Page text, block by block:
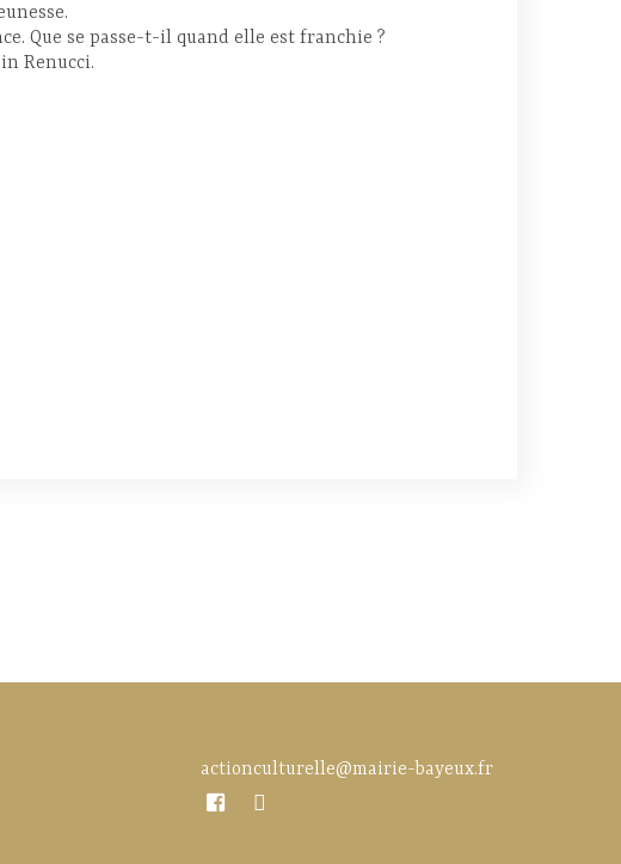
Que se passe-t-il quand elle est franchie ?
Renucci.
actionculturelle@mairie-bayeux.fr